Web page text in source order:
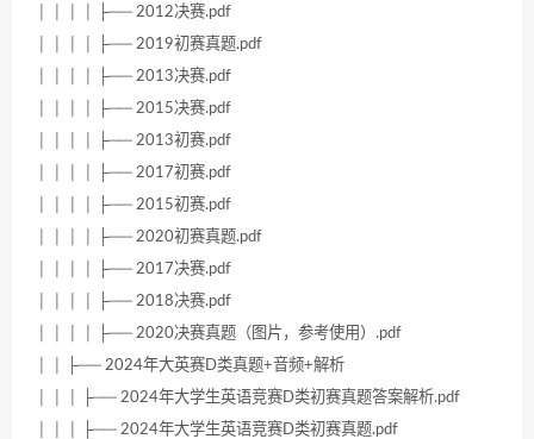
│ │ │ │ ├── 2012决赛.pdf
│ │ │ │ ├── 2019初赛真题.pdf
│ │ │ │ ├── 2013决赛.pdf
│ │ │ │ ├── 2015决赛.pdf
│ │ │ │ ├── 2013初赛.pdf
│ │ │ │ ├── 2017初赛.pdf
│ │ │ │ ├── 2015初赛.pdf
│ │ │ │ ├── 2020初赛真题.pdf
│ │ │ │ ├── 2017决赛.pdf
│ │ │ │ ├── 2018决赛.pdf
│ │ │ │ ├── 2020决赛真题（图片，参考使用）.pdf
│ │ ├── 2024年大英赛D类真题+音频+解析
│ │ │ ├── 2024年大学生英语竞赛D类初赛真题答案解析.pdf
│ │ │ ├── 2024年大学生英语竞赛D类初赛真题.pdf